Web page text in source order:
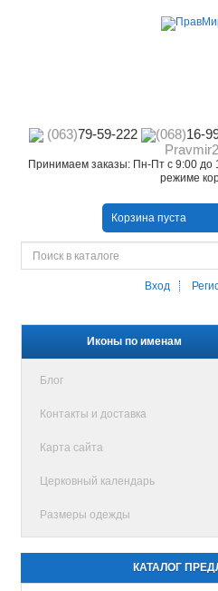
(063)79-59-222 (068)16-
Принимаем заказы: Пн-Пт с 9:00 до
режиме
Корзина пуста
Вход
Иконы по именам
Блог
Контакты и доставка
Карта сайта
Церковный календарь
Размеры одежды
КАТАЛОГ